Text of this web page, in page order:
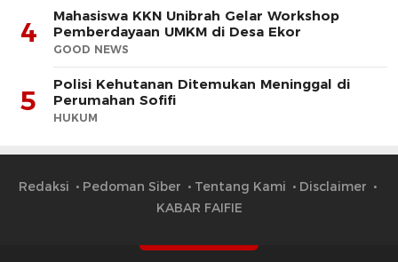
4
Mahasiswa KKN Unibrah Gelar Workshop
Pemberdayaan UMKM di Desa Ekor
GOOD NEWS
5
Polisi Kehutanan Ditemukan Meninggal di
Perumahan Sofifi
HUKUM
Redaksi Pedoman Siber Tentang Kami
Disclaimer
KABAR FAIFIE